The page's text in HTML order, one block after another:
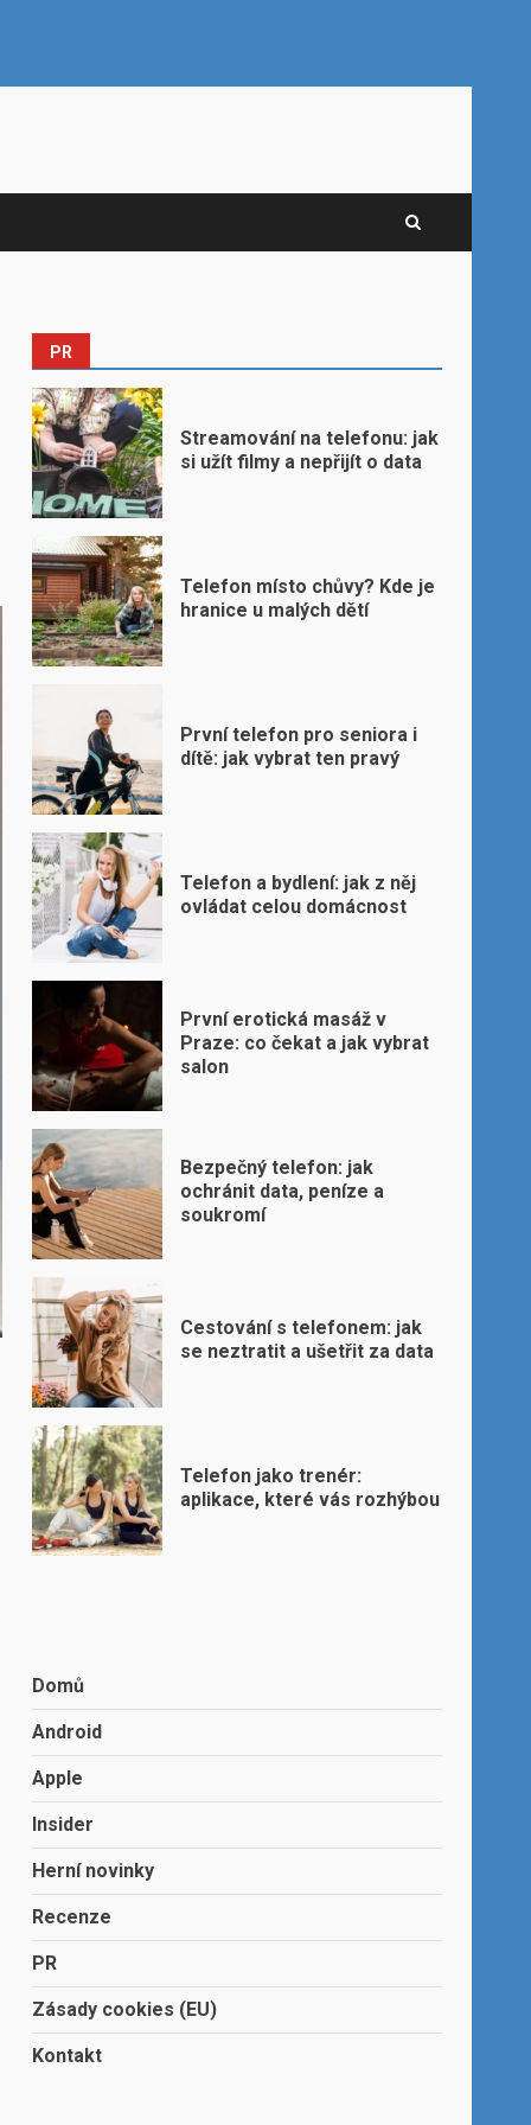
PR
Streamování na telefonu: jak
si užít filmy a nepřijít o data
Telefon místo chůvy? Kde je
hranice u malých dětí
První telefon pro seniora i
dítě: jak vybrat ten pravý
Telefon a bydlení: jak z něj
ovládat celou domácnost
První erotická masáž v
Praze: co čekat a jak vybrat
salon
Bezpečný telefon: jak
ochránit data, peníze a
soukromí
Cestování s telefonem: jak
se neztratit a ušetřit za data
Telefon jako trenér:
aplikace, které vás rozhýbou
Domů
Android
Apple
Insider
Herní novinky
Recenze
PR
Zásady cookies (EU)
Kontakt